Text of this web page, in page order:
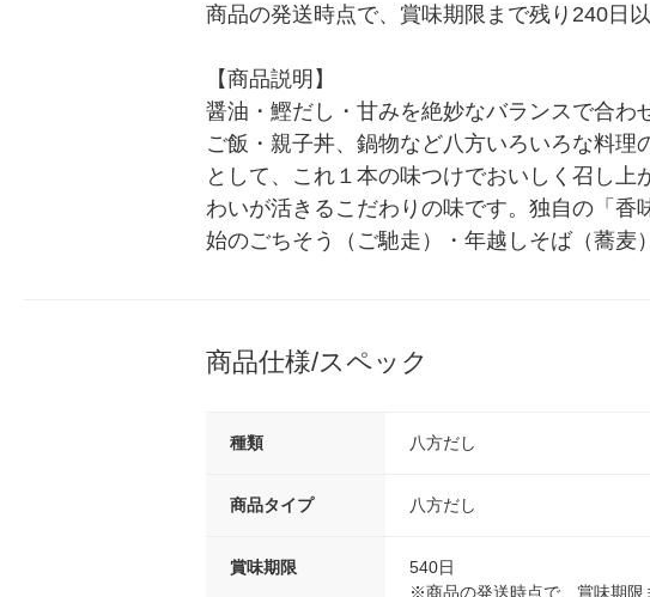
商品の発送時点で、賞味期限まで残り240日
【商品説明】
醤油・鰹だし・甘みを絶妙なバランスで合
ご飯・親子丼、鍋物など八方いろいろな料理
として、これ１本の味つけでおいしく召し
わいが活きるこだわりの味です。独自の「
始のごちそう（ご馳走）・年越しそば（蕎麦
商品仕様/スペック
種類 八方だし
商品タイプ 八方だし
賞味期限
540日
※商品の発送時点で、賞味期限